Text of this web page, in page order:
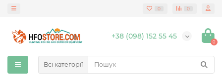
0 0
+38 (098) 152 55 45
0
Всі категорії